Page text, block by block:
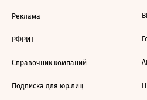
Реклама
РФРИТ
Справочник компаний
Подписка для юр.лиц